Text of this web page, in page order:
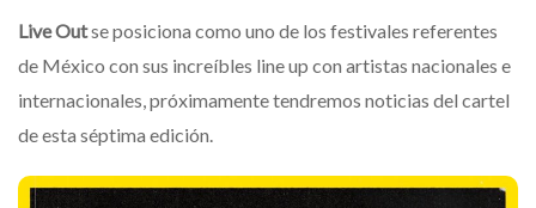
Live Outse posiciona como uno de los festivales referentes
de México con sus increíbles line up con artistas nacionales e
internacionales, próximamente tendremos noticias del cartel
de esta séptima edición.